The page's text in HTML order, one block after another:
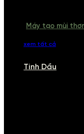
Máy tạo mùi
xem tất cả
Tinh Dầu